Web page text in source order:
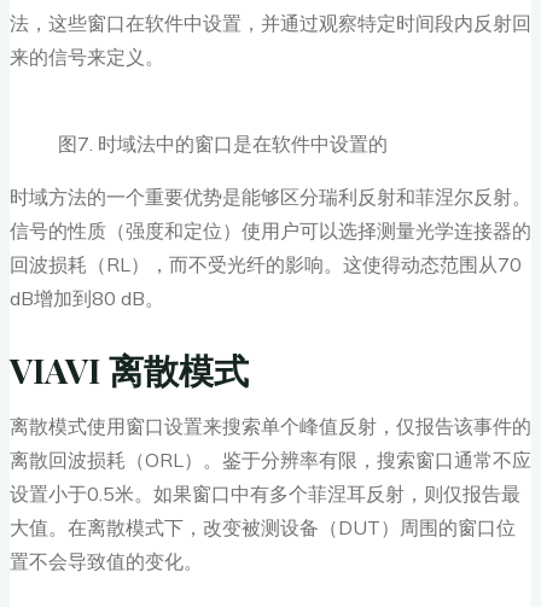
法，这些窗口在软件中设置，并通过观察特定时间段内反射回
来的信号来定义。
图7. 时域法中的窗口是在软件中设置的
时域方法的一个重要优势是能够区分瑞利反射和菲涅尔反射。
信号的性质（强度和定位）使用户可以选择测量光学连接器的
回波损耗（RL），而不受光纤的影响。这使得动态范围从70
dB增加到80 dB。
VIAVI 离散模式
离散模式使用窗口设置来搜索单个峰值反射，仅报告该事件的
离散回波损耗（ORL）。鉴于分辨率有限，搜索窗口通常不应
设置小于0.5米。如果窗口中有多个菲涅耳反射，则仅报告最
大值。在离散模式下，改变被测设备（DUT）周围的窗口位
置不会导致值的变化。